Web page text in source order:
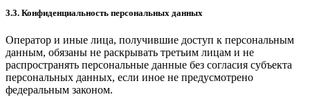
3.3. Конфиденциальность персональных данных
Оператор и иные лица, получившие доступ к персональным
данным, обязаны не раскрывать третьим лицам и не
распространять персональные данные без согласия субъекта
персональных данных, если иное не предусмотрено
федеральным законом.